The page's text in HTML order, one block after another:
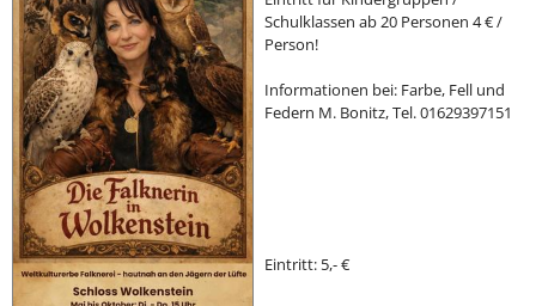
Schulklassen ab 20 Personen 4 € /
Person!
Informationen bei: Farbe, Fell und
Federn M. Bonitz, Tel. 01629397151
Eintritt: 5,- €